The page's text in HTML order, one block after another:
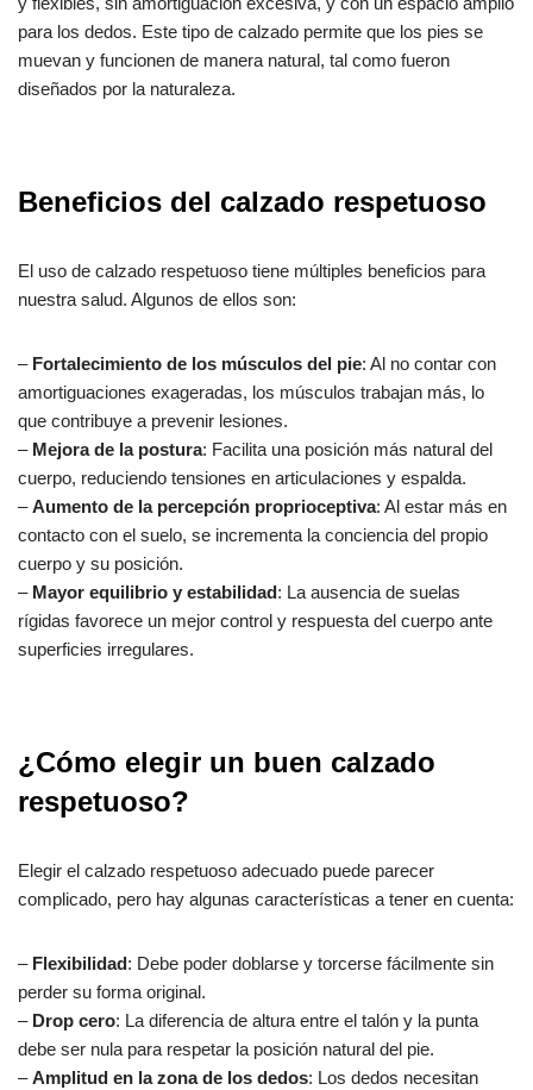
para los dedos. Este tipo de calzado permite que los pies se
muevan y funcionen de manera natural, tal como fueron
diseñados por la naturaleza.
Beneficios del calzado respetuoso
El uso de calzado respetuoso tiene múltiples beneficios para
nuestra salud. Algunos de ellos son:
– Fortalecimiento de los músculos del pie: Al no contar con
amortiguaciones exageradas, los músculos trabajan más, lo
que contribuye a prevenir lesiones.
– Mejora de la postura: Facilita una posición más natural del
cuerpo, reduciendo tensiones en articulaciones y espalda.
–Aumento de la percepción proprioceptiva: Al estar más en
contacto con el suelo, se incrementa la conciencia del propio
cuerpo y su posición.
– Mayor equilibrio y estabilidad: La ausencia de suelas
rígidas favorece un mejor control y respuesta del cuerpo ante
superficies irregulares.
¿Cómo elegir un buen calzado
respetuoso?
Elegir el calzado respetuoso adecuado puede parecer
complicado, pero hay algunas características a tener en cuenta:
– Flexibilidad: Debe poder doblarse y torcerse fácilmente sin
perder su forma original.
– Drop cero: La diferencia de altura entre el talón y la punta
debe ser nula para respetar la posición natural del pie.
–Amplitud en la zona de los dedos: Los dedos necesitan